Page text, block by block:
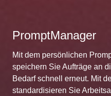
PromptManager
Mit dem persönlichen
speichern Sie Aufträge an
Bedarf schnell erneut. Mit
standardisieren Sie